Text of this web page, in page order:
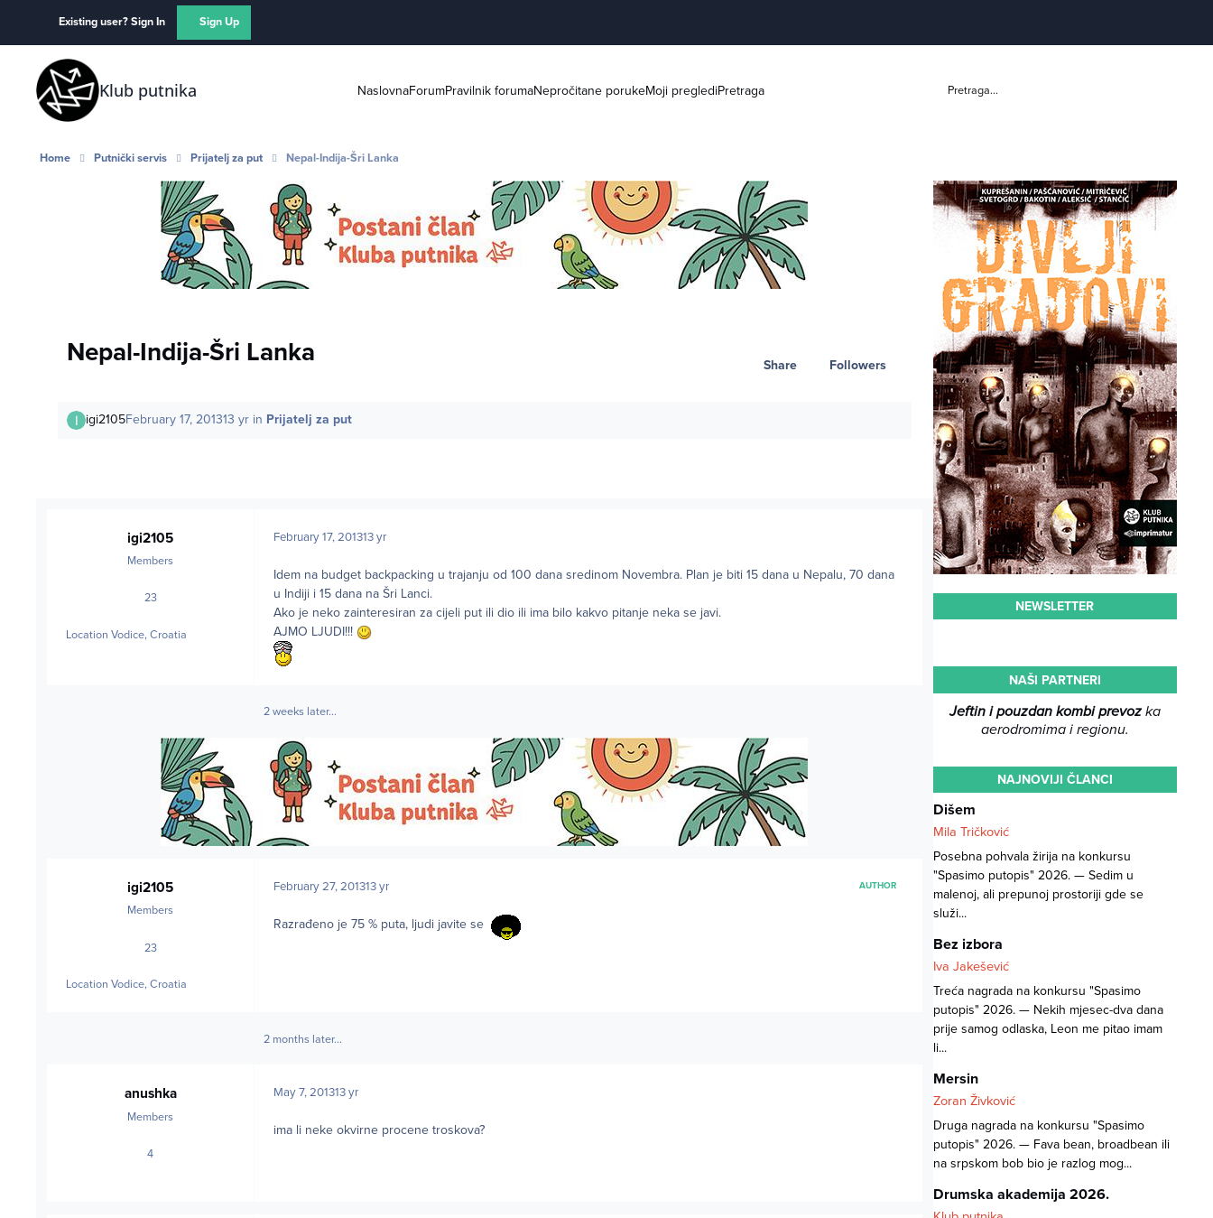
Existing user? Sign In Sign Up
Klub putnika NaslovnaForumPravilnik forumaNepročitane porukeMoji preglediPretraga Pretraga...
Home Putnički servis Prijatelj za put Nepal-Indija-Šri Lanka
Nepal-Indija-Šri Lanka Share Followers
igi2105February 17, 201313 yrin Prijatelj za put
igi2105
Members
23posts
Location Vodice, Croatia
February 17, 201313 yr
Idem na budget backpacking u trajanju od 100 dana sredinom Novembra. Plan je biti 15 dana u Nepalu, 70 dana
u Indiji i 15 dana na Šri Lanci.
Ako je neko zainteresiran za cijeli put ili dio ili ima bilo kakvo pitanje neka se javi.
AJMO LJUDI!!!
2 weeks later...
igi2105
Members
23posts
Location Vodice, Croatia
February 27, 201313 yr AUTHOR
Razrađeno je 75 % puta, ljudi javite se
2 months later...
anushka
Members
4posts
May 7, 201313 yr
ima li neke okvirne procene troskova?
NEWSLETTER
NAŠI PARTNERI
Jeftin i pouzdan kombi prevozka
aerodromima i regionu.
NAJNOVIJI ČLANCI
Dišem
Mila Tričković
Posebna pohvala žirija na konkursu
"Spasimo putopis" 2026. — Sedim u
malenoj, ali prepunoj prostoriji gde se
služi...
Bez izbora
Iva Jakešević
Treća nagrada na konkursu "Spasimo
putopis" 2026. — Nekih mjesec-dva dana
prije samog odlaska, Leon me pitao imam
li...
Mersin
Zoran Živković
Druga nagrada na konkursu "Spasimo
putopis" 2026. — Fava bean, broadbean ili
na srpskom bob bio je razlog mog...
Drumska akademija 2026.